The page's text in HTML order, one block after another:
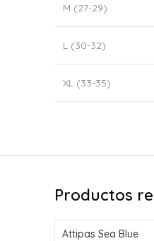
M (27-29)
L (30-32)
XL (33-35)
Productos
Attipas Sea Blue